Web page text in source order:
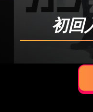
初回